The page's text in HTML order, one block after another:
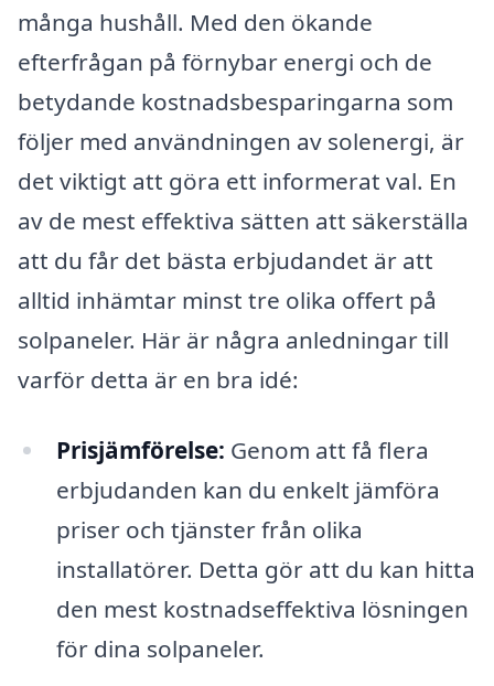
många hushåll. Med den ökande
efterfrågan på förnybar energi och de
betydande kostnadsbesparingarna som
följer med användningen av solenergi, är
det viktigt att göra ett informerat val. En
av de mest effektiva sätten att säkerställa
att du får det bästa erbjudandet är att
alltid inhämtar minst tre olika offert på
solpaneler. Här är några anledningar till
varför detta är en bra idé:
Prisjämförelse: Genom att få flera
erbjudanden kan du enkelt jämföra
priser och tjänster från olika
installatörer. Detta gör att du kan hitta
den mest kostnadseffektiva lösningen
för dina solpaneler.